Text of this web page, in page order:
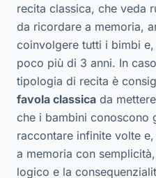
recita classica, che veda
da ricordare a memoria,
coinvolgere tutti i bimbi
poco più di 3 anni. In
tipologia di recita è
favola classica da
che i bambini conoscono
raccontare infinite volte
a memoria con
logico e la